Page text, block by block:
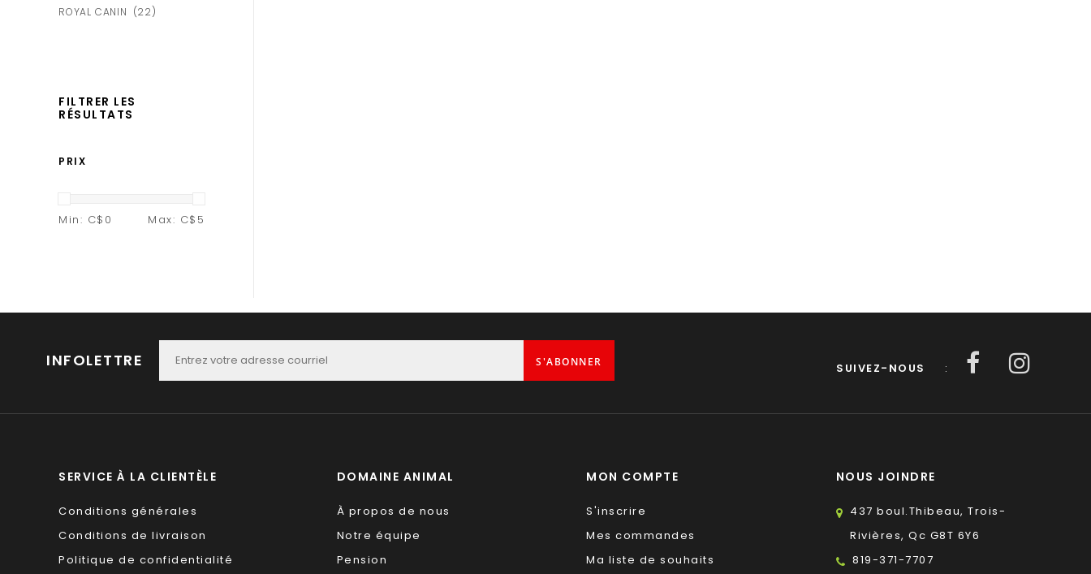
ROYAL CANIN (22)
FILTRER LES
RÉSULTATS
PRIX
Min: C$ 0 Max: C$ 5
INFOLETTRE S'ABONNER SUIVEZ-NOUS :
SERVICE À LA CLIENTÈLE
Conditions générales
Conditions de livraison
Politique de confidentialité
DOMAINE ANIMAL
À propos de nous
Notre équipe
Pension
MON COMPTE
S'inscrire
Mes commandes
Ma liste de souhaits
NOUS JOINDRE
437 boul.Thibeau, Trois-
Rivières, Qc G8T 6Y6
819-371-7707